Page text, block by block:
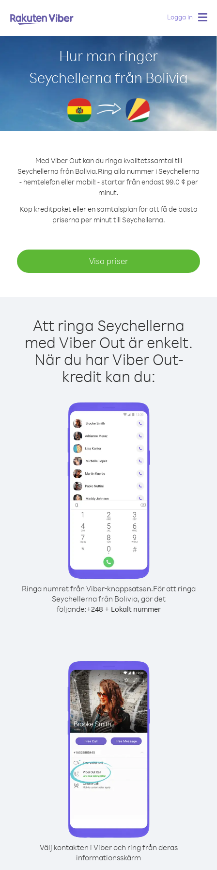
Logga in
Hur man ringer
Seychellerna från Bolivia
Med Viber Out kan du ringa kvalitetssamtal till
Seychellerna från Bolivia.Ring alla nummer i Seychellerna
- hemtelefon eller mobil! - startar från endast 99.0 ¢ per
minut.
Köp kreditpaket eller en samtalsplan för att få de bästa
priserna per minut till Seychellerna.
Visa priser
Att ringa Seychellerna
med Viber Out är enkelt.
När du har Viber Out-
kredit kan du:
Ringa numret från Viber-knappsatsen.För att ringa
Seychellerna från Bolivia, gör det
följande:+248 + Lokalt nummer
Välj kontakten i Viber och ring från deras
informationsskärm